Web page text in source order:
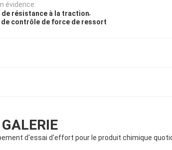
évidence:
de résistance à la traction,
de contrôle de force de ressort
GALERIE
d'essai d'effort pour le produit chimique